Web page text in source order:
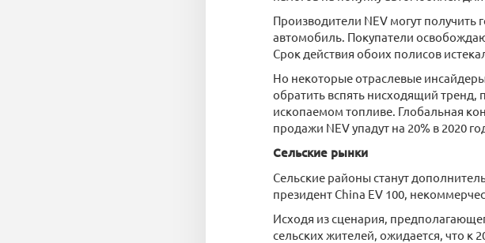
Производители NEV могут получить
автомобиль. Покупатели
Срок действия обоих полисов
Но некоторые отраслевые
обратить вспять нисходящий тренд,
ископаемом топливе. Глобальная
продажи NEV упадут на 20% в 2020
Сельские рынки
Сельские районы станут
президент China EV 100,
Исходя из сценария,
сельских жителей, ожидается, что к